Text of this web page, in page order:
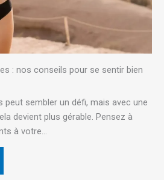
: nos conseils pour se sentir bien
peut sembler un défi, mais avec une
devient plus gérable. Pensez à
à votre…